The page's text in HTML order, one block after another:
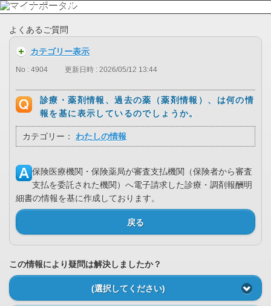
よくあるご質問
カテゴリー表示
No : 4904 更新日時 : 2026/05/12 13:44
診療・薬剤情報、過去の薬（薬剤情報）、は何の情
報を基に表示しているのでしょうか。
カテゴリー： わたしの情報
保険医療機関・保険薬局が審査支払機関（保険者から審査
支払を委託された機関）へ電子請求した診療・調剤報酬明
細書の情報を基に作成しております。
戻る
この情報により疑問は解決しましたか？
(選択してください)